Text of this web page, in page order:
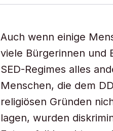
Auch wenn einige
viele Bürgerinnen und
SED-Regimes alles
Menschen, die dem
religiösen Gründen
lagen, wurden